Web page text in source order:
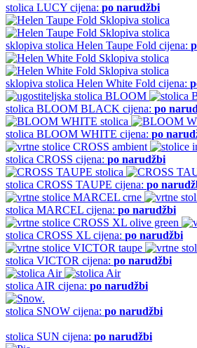
stolica LUCY cijena: po narudžbi
sklopiva stolica Helen Taupe Fold cijena:
sklopiva stolica Helen White Fold cijena:
stolica BLOOM BLACK cijena: po
stolica BLOOM WHITE cijena: po
stolica CROSS cijena: po narudžbi
stolica CROSS TAUPE cijena: po
stolica MARCEL cijena: po narudžbi
stolica CROSS XL cijena: po narudžbi
stolica VICTOR cijena: po narudžbi
stolica AIR cijena: po narudžbi
stolica SNOW cijena: po narudžbi
stolica SUN cijena: po narudžbi